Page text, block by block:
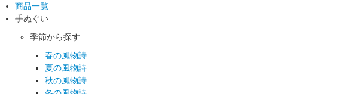
商品一覧
手ぬぐい
季節から探す
春の風物詩
夏の風物詩
秋の風物詩